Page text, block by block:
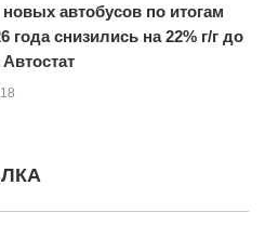
автобусов по итогам
года снизились на 22% г/г до